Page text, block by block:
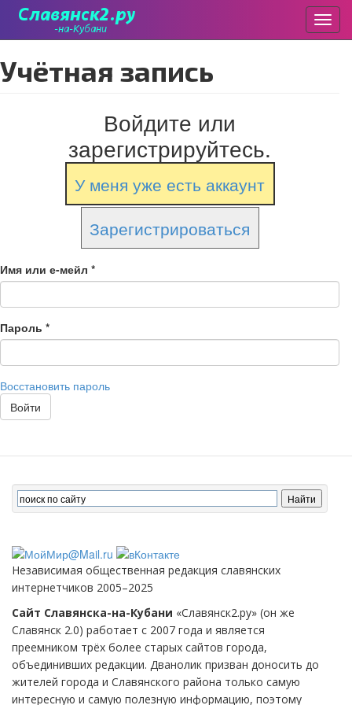
к
основному
Учётная запись
Войдите или
зарегистрируйтесь.
У меня уже есть аккаунт
Зарегистрироваться
Имя или е-мейл *
Пароль *
Восстановить пароль
Войти
Независимая общественная редакция славянских
интернетчиков 2005–2025
Сайт Славянска-на-Кубани «Славянск2.ру» (он же
Славянск 2.0) работает с 2007 года и является
преемником трёх более старых сайтов города,
объединивших редакции. Дванолик призван доносить до
жителей города и Славянского района только самую
интересную и самую полезную информацию, поэтому